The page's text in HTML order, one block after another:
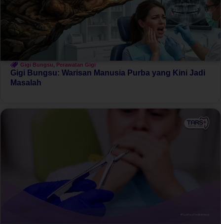
Gigi Bungsu, Perawatan Gigi
Gigi Bungsu: Warisan Manusia Purba yang Kini Jadi
Masalah